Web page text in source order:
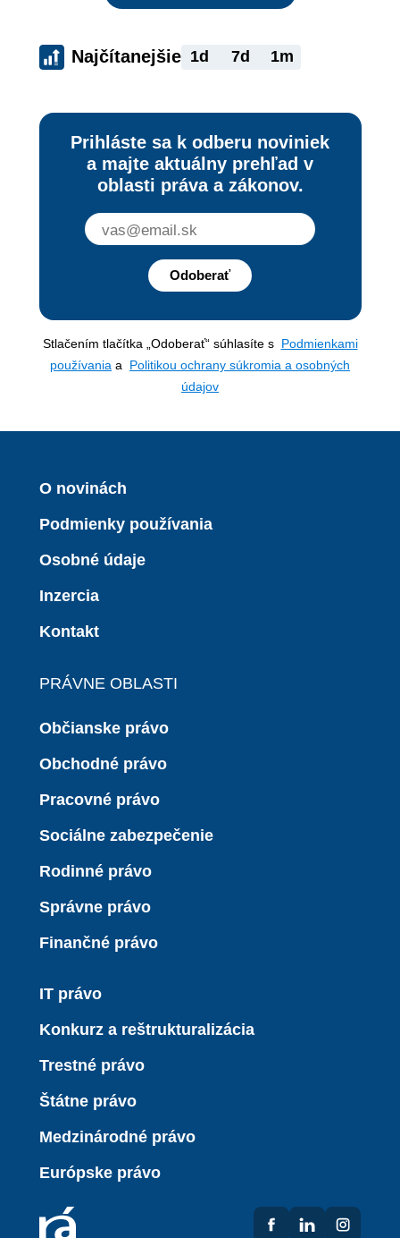
Najčítanejšie 1d 7d 1m
Prihláste sa k odberu noviniek
a majte aktuálny prehľad v
oblasti práva a zákonov.
Odoberať
Stlačením tlačítka „Odoberať“ súhlasíte s Podmienkami
používania a Politikou ochrany súkromia a osobných
údajov
O novinách
Podmienky používania
Osobné údaje
Inzercia
Kontakt
PRÁVNE OBLASTI
Občianske právo
Obchodné právo
Pracovné právo
Sociálne zabezpečenie
Rodinné právo
Správne právo
Finančné právo
IT právo
Konkurz a reštrukturalizácia
Trestné právo
Štátne právo
Medzinárodné právo
Európske právo